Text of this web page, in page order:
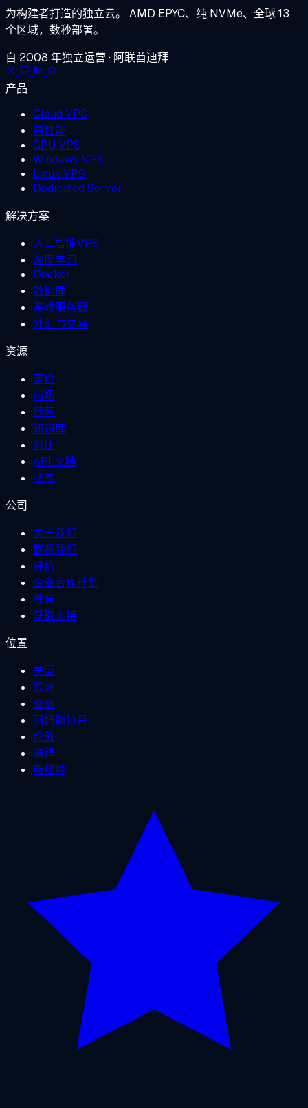
为构建者打造的独立云。 AMD EPYC、纯 NVMe、全球 13
个区域，数秒部署。
自 2008 年独立运营 · 阿联酋迪拜
产品
Cloud VPS
高性能
GPU VPS
Windows VPS
Linux VPS
Dedicated Server
解决方案
人工智能VPS
深度学习
Docker
数据库
游戏服务器
外汇与交易
资源
定价
市场
博客
知识库
对比
API 文档
状态
公司
关于我们
联系我们
评价
企业合作计划
教育
获取支持
位置
美国
欧洲
亚洲
阿姆斯特丹
伦敦
迪拜
新加坡